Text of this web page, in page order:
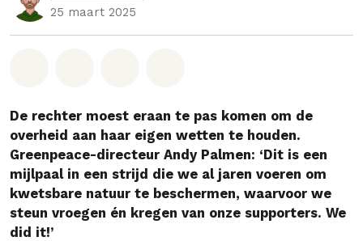
25 maart 2025
De rechter moest eraan te pas komen om de
overheid aan haar eigen wetten te houden.
Greenpeace-directeur Andy Palmen: ‘Dit is een
mijlpaal in een strijd die we al jaren voeren om
kwetsbare natuur te beschermen, waarvoor we
steun vroegen én kregen van onze supporters. We
did it!’